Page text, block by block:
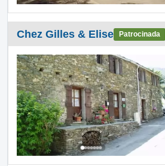
Chez Gilles & Elise Patrocinada